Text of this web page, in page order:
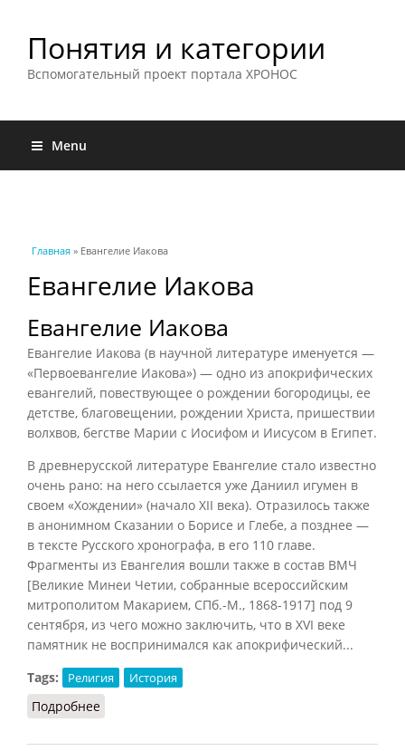
Понятия и категории
Вспомогательный проект портала ХРОНОС
Menu
Вы здесь
Главная » Евангелие Иакова
Евангелие Иакова
Евангелие Иакова
Евангелие Иакова (в научной литературе именуется —
«Первоевангелие Иакова») — одно из апокрифических
евангелий, повествующее о рождении богородицы, ее
детстве, благовещении, рождении Христа, пришествии
волхвов, бегстве Марии с Иосифом и Иисусом в Египет.
В древнерусской литературе Евангелие стало известно
очень рано: на него ссылается уже Даниил игумен в
своем «Хождении» (начало XII века). Отразилось также
в анонимном Сказании о Борисе и Глебе, а позднее —
в тексте Русского хронографа, в его 110 главе.
Фрагменты из Евангелия вошли также в состав ВМЧ
[Великие Минеи Четии, собранные всероссийским
митрополитом Макарием, СПб.-М., 1868-1917] под 9
сентября, из чего можно заключить, что в XVI веке
памятник не воспринимался как апокрифический...
Tags:
Религия История
Подробнее